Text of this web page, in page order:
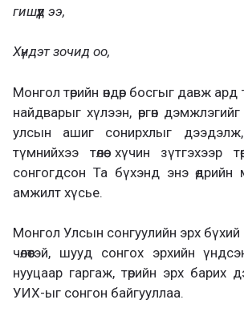
гишүүд ээ,
Хүндэт зочид оо,
Монгол төрийн өндөр босгыг давж
найдварыг хүлээн, өргөн
улсын ашиг сонирхлыг
түмнийхээ төлөө хүчин зүтгэхээр
сонгогдсон Та бүхэнд энэ өдрийн
амжилт хүсье.
Монгол Улсын сонгуулийн эрх бүхий
чөлөөтэй, шууд сонгох эрхийн
нууцаар гаргаж, төрийн эрх барих
УИХ-ыг сонгон байгууллаа.